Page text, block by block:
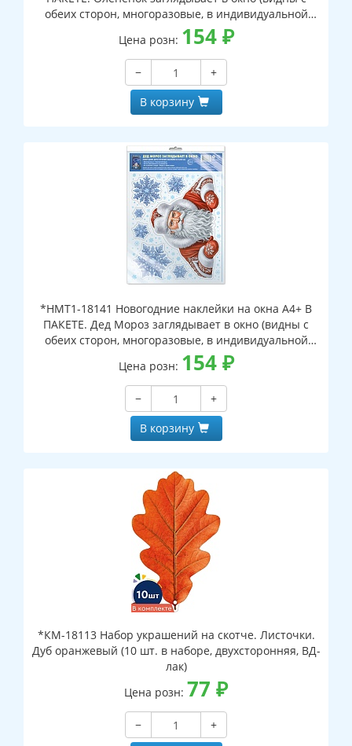
обеих сторон, многоразовые, в индивидуальной
упаковке, с европодвесом и клеевым клапаном)
Цена розн: 154₽
−
+
В корзину
*НМТ1-18141 Новогодние наклейки на окна А4+ В
ПАКЕТЕ. Дед Мороз заглядывает в окно (видны с
обеих сторон, многоразовые, в индивидуальной
упаковке, с европодвесом и клеевым клапаном)
Цена розн: 154₽
−
+
В корзину
*КМ-18113 Набор украшений на скотче. Листочки.
Дуб оранжевый (10 шт. в наборе, двухсторонняя, ВД-
лак)
Цена розн: 77 ₽
−
+